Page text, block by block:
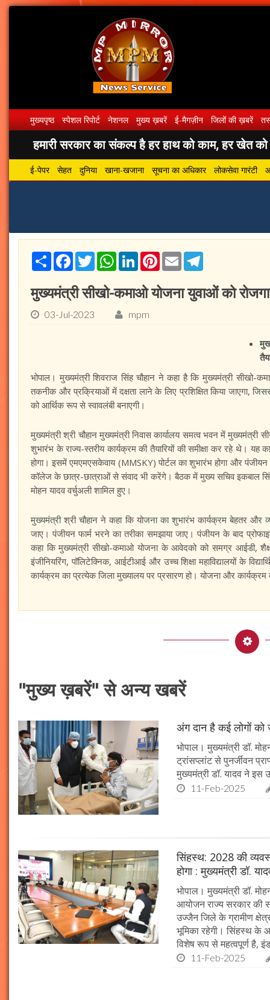
मुख्यपृष्ठ स्पेशल रिपोर्ट नेशनल मुख्य ख़बरें ई-मैगज़ीन जिलों की ख़बरें
हमारी सरकार का संकल्प है हर हाथ को काम, हर खेत को
ई-पेपर सेहत दुनिया खाना-खजाना सूचना का अधिकार लोकसेवा गारंटी
ShareFacebook
TwitterWhatsApp
LinkedInPinterest
Email
मुख्यमंत्री सीखो-कमाओ योजना युवाओं को
03-Jul-2023 mpm
भोपाल। मुख्यमंत्री शिवराज सिंह चौहान ने कहा है कि मुख्यमंत्री सीखो-
तकनीक और प्रक्रियाओं में दक्षता लाने के लिए प्रशिक्षित किया जाएगा,
को आर्थिक रूप से स्वावलंबी बनाएगी।
मुख्यमंत्री श्री चौहान मुख्यमंत्री निवास कार्यालय समत्व भवन में
शुभारंभ के राज्य-स्तरीय कार्यक्रम की तैयारियों की समीक्षा कर रहे थे।
होगा। इसमें एमएमएसकेवाय (MMSKY) पोर्टल का शुभारंभ होगा और पंजीयन
कॉलेज के छात्र-छात्राओं से संवाद भी करेंगे। बैठक में मुख्य सचिव इकबाल‍ सिंह
मोहन यादव वर्चुअली शामिल हुए।
मुख्यमंत्री श्री चौहान ने कहा कि योजना का शुभारंभ कार्यक्रम बेहतर और
जाए। पंजीयन फार्म भरने का तरीका समझाया जाए। पंजीयन के बाद
कहा कि मुख्यमंत्री सीखो-कमाओ योजना के आवेदको को समग्र आईडी,
इंजीनियरिंग, पॉलिटेक्निक, आईटीआई और उच्च शिक्षा महाविद्यालयों के
कार्यक्रम का प्रत्येक जिला मुख्यालय पर प्रसारण हो। योजना और कार्यक्रम
"मुख्य ख़बरें" से अन्य खबरें
अंग दान है कई लोगों को
भोपाल। मुख्यमंत्री डॉ.
ट्रांसप्लांट से पुनर्जीवन
मुख्यमंत्री डॉ. यादव ने इस
11-Feb-2025
सिंहस्थ: 2028 की
होगा : मुख्यमंत्री डॉ.
भोपाल। मुख्यमंत्री डॉ.
आयोजन राज्य सरकार की
उज्जैन जिले के ग्रामीण
भूमिका रहेगी। सिंहस्थ के
विशेष रूप से महत्वपूर्ण है,
11-Feb-2025